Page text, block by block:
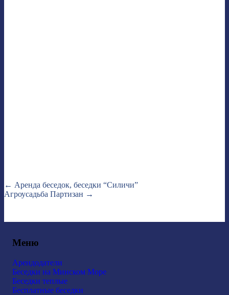
← Аренда беседок, беседки “Силичи”
Агроусадьба Партизан →
Меню
Арендодатели
Беседки на Минском Море
Беседки теплые
Бесплатные беседки